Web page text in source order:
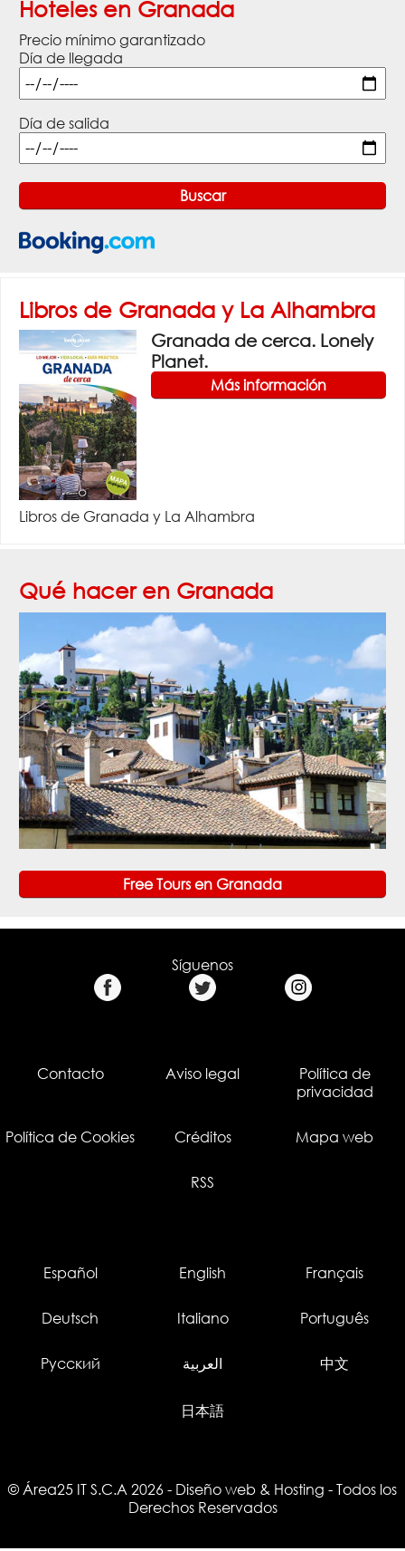
Hoteles en Granada
Precio mínimo garantizado
Día de llegada
Día de salida
Libros de Granada y La Alhambra
Granada de cerca. Lonely
Planet.
Más información
Libros de Granada y La Alhambra
Qué hacer en Granada
Free Tours en Granada
Síguenos
Contacto Aviso legal
Política de
privacidad
Política de Cookies Créditos Mapa web
RSS
Español English Français
Deutsch Italiano Português
Русский العربية 中文
日本語
© Área25 IT S.C.A 2026 - Diseño web & Hosting - Todos los
Derechos Reservados